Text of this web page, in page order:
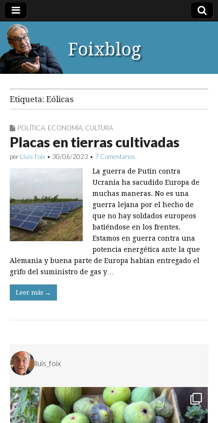
Foixblog
Etiqueta: Eólicas
POLÍTICA ECONOMÍA CULTURA
Placas en tierras cultivadas
por Lluís Foix • 30/06/2023 • 7 Comentarios
La guerra de Putin contra
Ucrania ha sacudido Europa de
muchas maneras. No es una
guerra lejana por el hecho de
que no hay soldados europeos
batiéndose en los frentes.
Estamos en guerra contra una
potencia energética ante la que
Alemania y buena parte de Europa­ habían entregado el
grifo del suministro de gas y…
Leer más →
lluis_foix